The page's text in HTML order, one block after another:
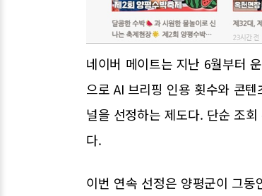
네이버 메이트는 지난 6월부터
으로 AI 브리핑 인용 횟수와 콘
널을 선정하는 제도다. 단순 조
다.
이번 연속 선정은 양평군이 그